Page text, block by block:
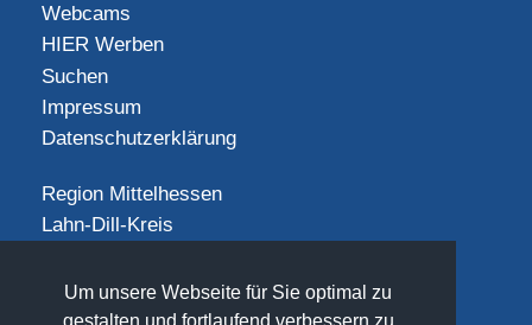
Um unsere Webseite für Sie optimal zu
Webcams
HIER Werben
Suchen
Impressum
Datenschutzerklärung
Region Mittelhessen
Lahn-Dill-Kreis
Landkreis Limburg-Weilburg
Landkreis Marburg-Biedenkopf